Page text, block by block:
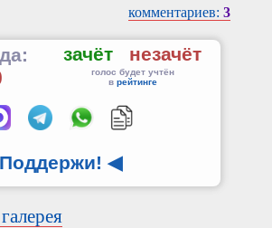
комментариев: 3
зачёт незачёт
голос будет учтён
в рейтинге
◀